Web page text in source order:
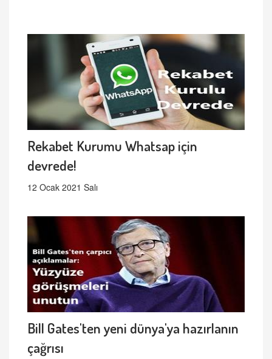
Rekabet Kurumu Whatsap için
devrede!
12 Ocak 2021 Salı
Bill Gates'ten yeni dünya'ya hazırlanın
çağrısı